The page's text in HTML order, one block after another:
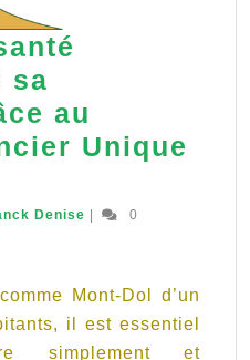
sa
au
Unique
Denise Franck0
Mont-Dol d’un
il est essentiel
simplement et